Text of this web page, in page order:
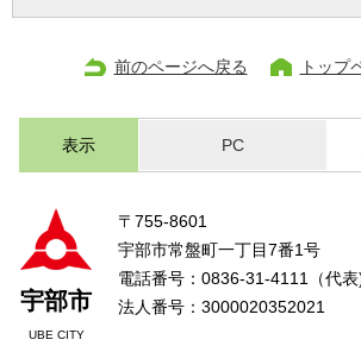
前のページへ戻る トップ
表示 PC
宇部市
UBE CITY
〒755-8601
宇部市常盤町一丁目7番1号
電話番号：0836-31-4111（代
法人番号：3000020352021